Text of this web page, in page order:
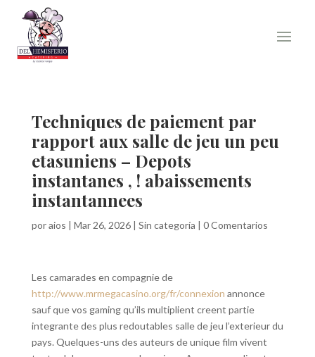
Techniques de paiement par
rapport aux salle de jeu un peu
etasuniens – Depots
instantanes , ! abaissements
instantannees
poraios | Mar 26, 2026| Sin categoría | 0 Comentarios
Les camarades en compagnie de
http://www.mrmegacasino.org/fr/connexion annonce
sauf que vos gaming qu’ils multiplient creent partie
integrante des plus redoutables salle de jeu l’exterieur du
pays. Quelques-uns des auteurs de unique film vivent